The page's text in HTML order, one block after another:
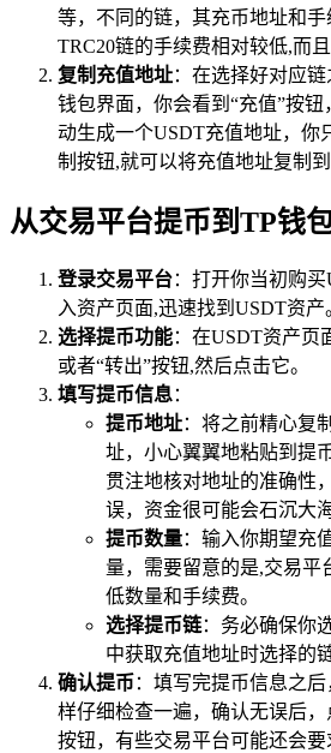
等，不同的链，其充币地址和手
TRC20链的手续费相对较低,而
复制充值地址：在选择好对应
钱包界面，你会看到“充值”按
动生成一个USDT充值地址，你
制按钮,就可以将充值地址复制到
从交易平台提币到TP钱
登录交易平台：打开你当初购
入资产页面,迅速找到USDT资产
选择提币功能：在USDT资产页
或者“转出”按钮,然后点击它。
填写提币信息：
提币地址：将之前精心复
址，小心翼翼地粘贴到提
贯注地核对地址的准确性
误，资金很可能会石沉大
提币数量：输入你期望充
量，需要留意的是,交易平
低数量和手续费。
选择提币链：务必确保你
中获取充值地址时选择的
确认提币 ：填写完提币信息之
样仔细检查一遍，确认无误后，
按钮，有些交易平台可能还会要